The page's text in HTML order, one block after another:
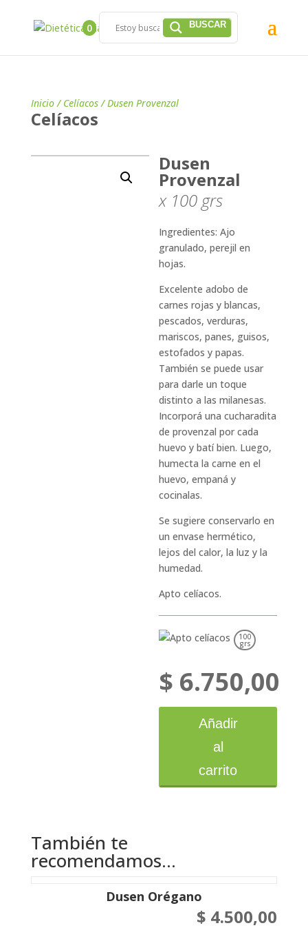
0
Inicio/ Celíacos/ Dusen Provenzal
Celíacos
Dusen
Provenzal
x 100 grs
Ingredientes: Ajo
granulado, perejil en
hojas.
Excelente adobo de
carnes rojas y blancas,
pescados, verduras,
mariscos, panes, guisos,
estofados y papas.
También se puede usar
para darle un toque
distinto a las milanesas.
Incorporá una cucharadita
de provenzal por cada
huevo y batí bien. Luego,
humecta la carne en el
huevo, empaná y
cocinalas.
Se sugiere conservarlo en
un envase hermético,
lejos del calor, la luz y la
humedad.
Apto celíacos.
100
grs
$ 6.750,00
Dusen
Provenzal
cantidad
Añadir
al
carrito
También te
recomendamos…
Dusen Orégano
$ 4.500,00